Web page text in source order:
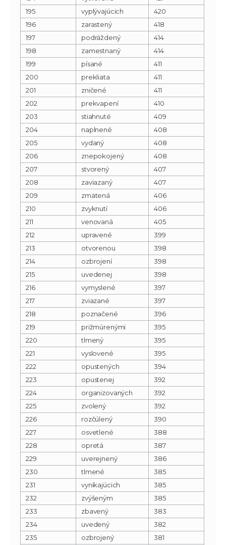
195
vyplývajúcich
420
196
zarastený
418
197
podráždený
414
198
zamestnaný
414
199
písané
411
200
prekliata
411
201
zničené
411
202
prekvapení
410
203
stiahnuté
409
204
naplnené
408
205
vydaný
408
206
znepokojený
408
207
stvorený
407
208
zaviazaný
407
209
zmätená
406
210
zvyknutí
406
211
venovaná
405
212
upravené
399
213
otvorenou
398
214
ozbrojení
398
215
uvedenej
398
216
vymyslené
397
217
zviazané
397
218
poznačené
396
219
prižmúrenými
395
220
tlmený
395
221
vyslovené
395
222
opustených
394
223
opustenej
392
224
organizovaných
392
225
zvolený
392
226
rozčúlený
390
227
osvetlené
388
228
opretá
387
229
uverejnený
386
230
tlmené
385
231
vynikajúcich
385
232
zvýšeným
385
233
zbavený
383
234
uvedený
382
235
ozbrojený
381